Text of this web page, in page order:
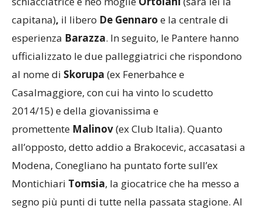
capitana), il libero De Gennaro e la centrale di
esperienza Barazza. In seguito, le Pantere hanno
ufficializzato le due palleggiatrici che rispondono
al nome di Skorupa (ex Fenerbahce e
Casalmaggiore, con cui ha vinto lo scudetto
2014/15) e della giovanissima e
promettente Malinov(ex Club Italia). Quanto
all’opposto, detto addio a Brakocevic, accasatasi a
Modena, Conegliano ha puntato forte sull’ex
Montichiari Tomsia, la giocatrice che ha messo a
segno più punti di tutte nella passata stagione. Al